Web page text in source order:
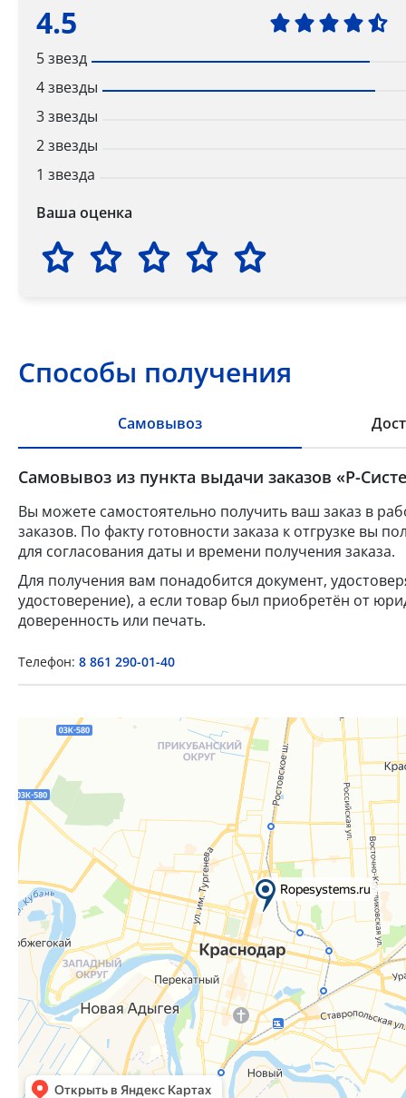
4.5
5 звезд
4 звезды
3 звезды
2 звезды
1 звезда
Ваша оценка
Способы получения
Самовывоз
Самовывоз из пункта выдачи заказов «Р-
Вы можете самостоятельно получить ваш заказ в
заказов. По факту готовности заказа к отгрузке вы
для согласования даты и времени получения заказа.
Для получения вам понадобится документ,
удостоверение), а если товар был приобретён от
доверенность или печать.
Телефон: 8 861 290-01-40